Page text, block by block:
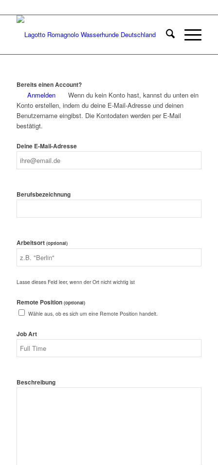
Bereits einen Account?
Anmelden
Konto erstellen, indem du deine E-Mail-Adresse und deinen
Benutzername eingibst. Die Kontodaten werden per E-Mail
bestätigt.
Deine E-Mail-Adresse
Berufsbezeichnung
Arbeitsort (optional)
Lasse dieses Feld leer, wenn der Ort nicht wichtig ist
Remote Position (optional)
Wähle aus, ob es sich um eine Remote Position handelt.
Job Art
Beschreibung